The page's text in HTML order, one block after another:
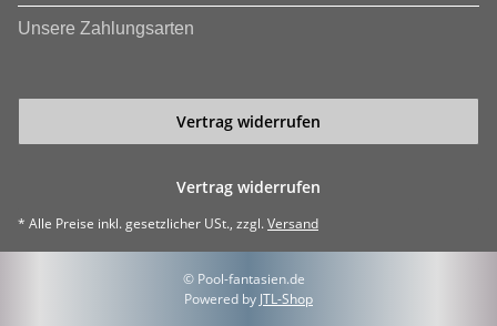
Unsere Zahlungsarten
Vertrag widerrufen
Vertrag widerrufen
* Alle Preise inkl. gesetzlicher USt., zzgl.Versand
© Pool-fantasien.de
Powered by JTL-Shop